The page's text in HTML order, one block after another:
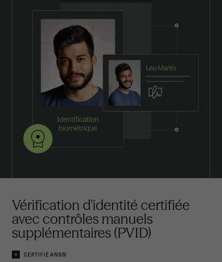
Vérification d'identité certifiée
avec contrôles manuels
supplémentaires (PVID)
CERTIFIÉ ANSSI